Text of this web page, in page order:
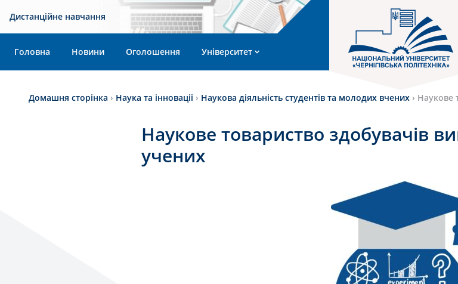
Дистанційне навчання
Головна Новини Оголошення Університет
Домашня сторінка › Наука та інновації › Наукова діяльність студентів та молодих вчених › Наукове
Наукове товариство здобувачів
учених